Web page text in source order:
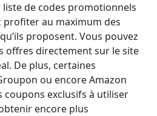
de codes promotionnels
profiter au maximum des
proposent. Vous pouvez
offres directement sur le site
De plus, certaines
ou encore Amazon
exclusifs à utiliser
encore plus